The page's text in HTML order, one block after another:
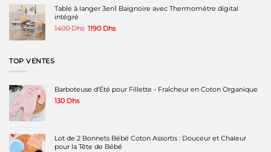
349 Dhs.
180 Dhs.
Table à langer 3en1 Baignoire avec Thermomètre digital
intégré
1400Dhs Le
1190 DhsLe
TOP VENTES
Barboteuse d'Été pour Fillette - Fraîcheur en Coton Organique
130 Dhs
Lot de 2 Bonnets Bébé Coton Assortis : Douceur et Chaleur
pour la Tête de Bébé